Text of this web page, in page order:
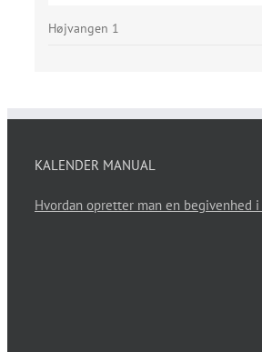
Højvangen 1
KALENDER MANUAL
Hvordan opretter man en begivenhed